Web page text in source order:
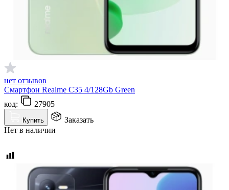
нет отзывов
Смартфон Realme C35 4/128Gb Green
код:
27905
Купить
Заказать
Нет в наличии